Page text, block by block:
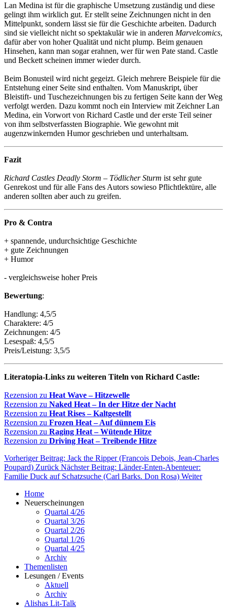
Lan Medina ist für die graphische Umsetzung zuständig und diese
gelingt ihm wirklich gut. Er stellt seine Zeichnungen nicht in den
Mittelpunkt, sondern lässt sie für die Geschichte arbeiten. Dadurch
sind sie vielleicht nicht so spektakulär wie in anderen Marvelcomics,
dafür aber von hoher Qualität und nicht plump. Beim genauen
Hinsehen, kann man sogar erahnen, wer für wen Pate stand. Castle
und Beckett scheinen immer wieder durch.
Beim Bonusteil wird nicht gegeizt. Gleich mehrere Beispiele für die
Entstehung einer Seite sind enthalten. Vom Manuskript, über
Bleistift- und Tuschezeichnungen bis zu fertigen Seite kann der Weg
verfolgt werden. Dazu kommt noch ein Interview mit Zeichner Lan
Medina, ein Vorwort von Richard Castle und der erste Teil seiner
von ihm selbstverfassten Biographie. Wie gewohnt mit
augenzwinkernden Humor geschrieben und unterhaltsam.
Fazit
Richard Castles Deadly Storm – Tödlicher Sturm ist sehr gute
Genrekost und für alle Fans des Autors sowieso Pflichtlektüre, alle
anderen sollten aber auch zu greifen.
Pro & Contra
+ spannende, undurchsichtige Geschichte
+ gute Zeichnungen
+ Humor
- vergleichsweise hoher Preis
Bewertung:
Handlung: 4,5/5
Charaktere: 4/5
Zeichnungen: 4/5
Lesespaß: 4,5/5
Preis/Leistung: 3,5/5
Literatopia-Links zu weiteren Titeln von Richard Castle:
Rezension zu Heat Wave – Hitzewelle
Rezension zu Naked Heat – In der Hitze der Nacht
Rezension zu Heat Rises – Kaltgestellt
Rezension zu Frozen Heat – Auf dünnem Eis
Rezension zu Raging Heat – Wütende Hitze
Rezension zu Driving Heat – Treibende Hitze
Vorheriger Beitrag: Jack the Ripper (Francois Debois, Jean-Charles
Poupard) Zurück Nächster Beitrag: Länder-Enten-Abenteuer:
Familie Duck auf Schatzsuche (Carl Barks. Don Rosa) Weiter
Home
Neuerscheinungen
Quartal 4/26
Quartal 3/26
Quartal 2/26
Quartal 1/26
Quartal 4/25
Archiv
Themenlisten
Lesungen / Events
Aktuell
Archiv
Alishas Lit-Talk